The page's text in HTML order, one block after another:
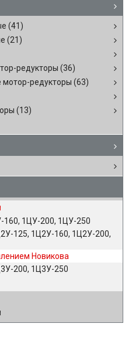
(41)
(21)
редукторы (36)
мотор-редукторы (63)
(13)
160, 1ЦУ-200, 1ЦУ-250
125, 1Ц2У-160, 1Ц2У-200,
Новикова
200, 1Ц3У-250